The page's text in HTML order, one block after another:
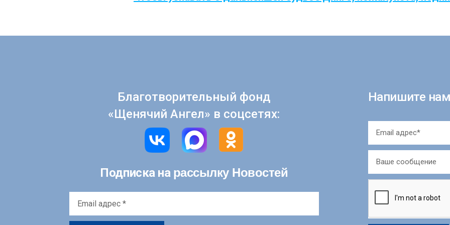
Благотворительный фонд
«Щенячий Ангел» в соцсетях:
Подписка на рассылку Новостей
адрес
*
Напишите